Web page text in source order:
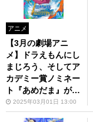
アニメ
【3月の劇場アニ
メ】ドラえもんにし
まじろう、そしてア
カデミー賞ノミネー
ト『あめだま』が緊
急公開！
2025年03月01日 13:00